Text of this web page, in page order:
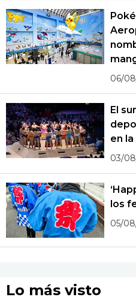
06/
El
en
03/
los
05/
Lo más visto